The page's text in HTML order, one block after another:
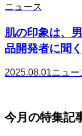
ニュース
肌の印象は、
品開発者に聞
2025.08.01ニュー
今月の特集記